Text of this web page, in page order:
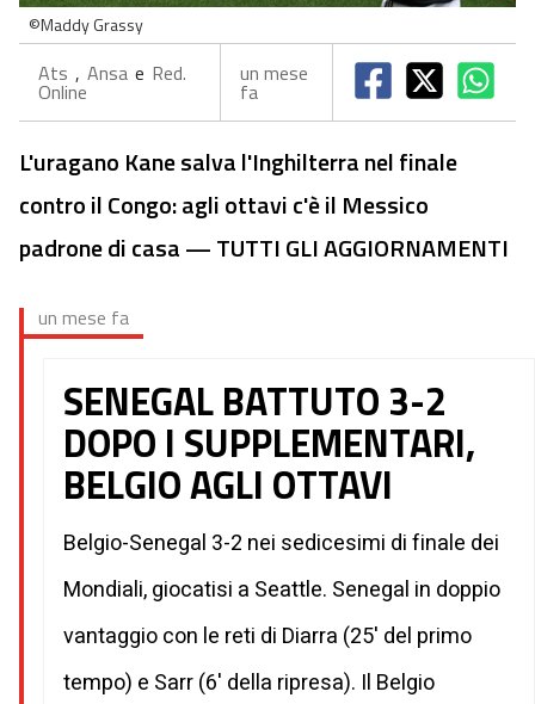
©Maddy Grassy
Ats , Ansa e Red.
Online
un mese
fa
L'uragano Kane salva l'Inghilterra nel finale
contro il Congo: agli ottavi c'è il Messico
padrone di casa — TUTTI GLI AGGIORNAMENTI
un mese fa
SENEGAL BATTUTO 3-2
DOPO I SUPPLEMENTARI,
BELGIO AGLI OTTAVI
Belgio-Senegal 3-2 nei sedicesimi di finale dei
Mondiali, giocatisi a Seattle. Senegal in doppio
vantaggio con le reti di Diarra (25' del primo
tempo) e Sarr (6' della ripresa). Il Belgio